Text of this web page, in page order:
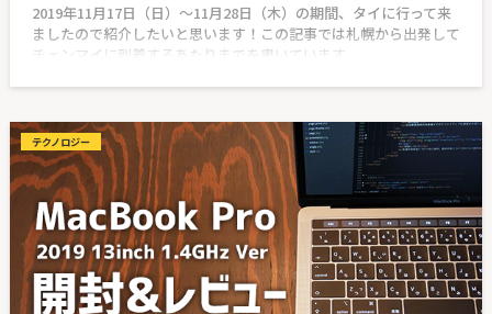
2019年11月17日（日）〜11月28日（木）の期間、タイに行って来
ましたので紹介したいと思います！この記事では札幌から出発して
チェンマイに到着するあたりまでを書いています。
テクノロジー